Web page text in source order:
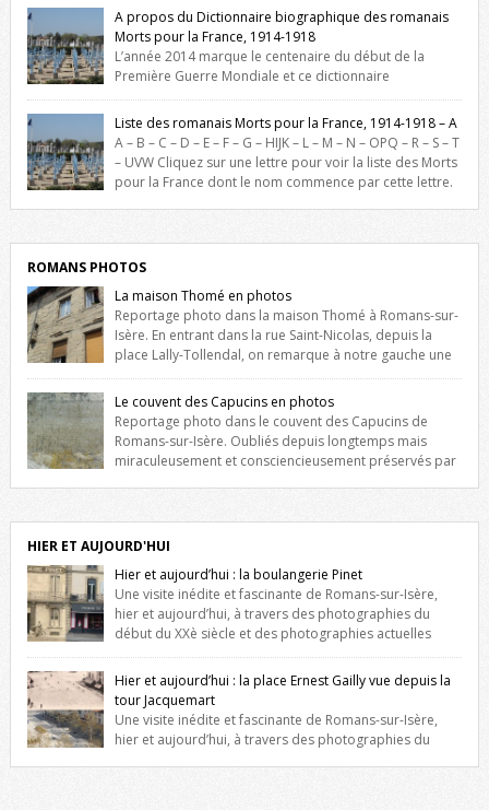
A propos du Dictionnaire biographique des romanais
Morts pour la France, 1914-1918
L’année 2014 marque le centenaire du début de la
Première Guerre Mondiale et ce dictionnaire
biographique veut rendre hommage aux romanais Morts pour la
France durant ce conflit. La base de cette recherche historique est
constituée des noms gravés sur les plaques commémoratives de
l’Hôtel de Ville, du lycée du Dauphiné et du lycée Triboulet, […]
Liste des romanais Morts pour la France, 1914-1918 – A
A – B – C – D – E – F – G – HIJK – L – M – N – OPQ – R – S – T
– UVW Cliquez sur une lettre pour voir la liste des Morts
pour la France dont le nom commence par cette lettre.
ROMANS PHOTOS
La maison Thomé en photos
Reportage photo dans la maison Thomé à Romans-sur-
Isère. En entrant dans la rue Saint-Nicolas, depuis la
place Lally-Tollendal, on remarque à notre gauche une
maison construite au XVIè siècle. Les deux façades sont ornées de
fenêtres jumelles à meneaux. Entre ces deux étages, on peut voir une
niche qui contient une statue de la Vierge. […]
Le couvent des Capucins en photos
Reportage photo dans le couvent des Capucins de
Romans-sur-Isère. Oubliés depuis longtemps mais
miraculeusement et consciencieusement préservés par
l’histoire de la redécouverte de vestiges du couvent des Capucins !
Petit retour sur l’histoire […]
HIER ET AUJOURD'HUI
Hier et aujourd’hui : la boulangerie Pinet
Une visite inédite et fascinante de Romans-sur-Isère,
hier et aujourd’hui, à travers des photographies du
début du XXè siècle et des photographies actuelles
prises exactement dans le même cadre ! A l’angle de la place Jean
Jaurès et de l’avenue Victor Hugo (à côté d’Intermarché), à Romans. La
boulangerie Jules Pinet est inscrite dans le […]
Hier et aujourd’hui : la place Ernest Gailly vue depuis la
tour Jacquemart
Une visite inédite et fascinante de Romans-sur-Isère,
hier et aujourd’hui, à travers des photographies du